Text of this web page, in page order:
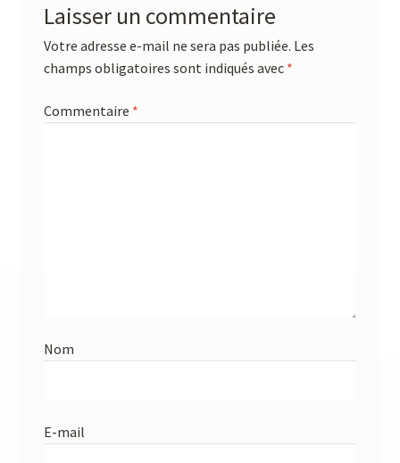
Laisser un commentaire
Votre adresse e-mail ne sera pas publiée. Les
champs obligatoires sont indiqués avec *
Commentaire *
Nom
E-mail